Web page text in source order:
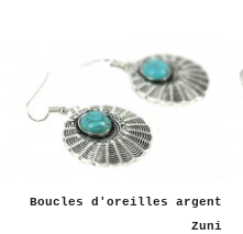
Boucles d'oreilles argent
Zuni